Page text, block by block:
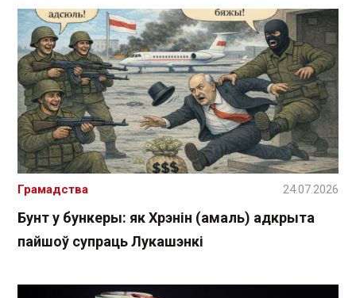
Бунт у бункеры: як Хрэнін (амаль) адкрыта
пайшоў супраць Лукашэнкі
Грамадства 24.07.2026